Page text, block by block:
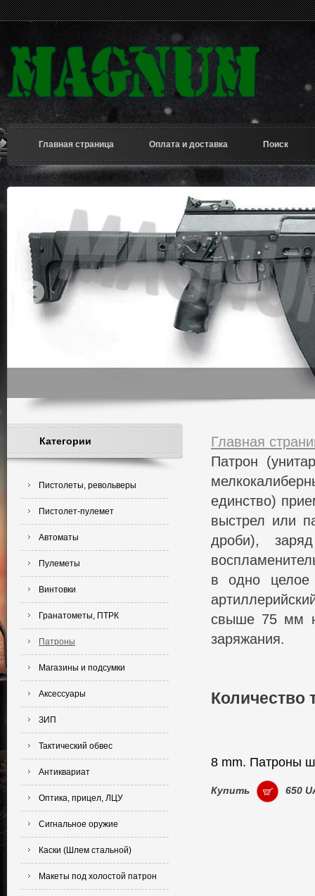
Главная страница Оплата и доставка Поиск
Категории
Пистолеты, револьверы
Пистолет-пулемет
Автоматы
Пулеметы
Винтовки
Гранатометы, ПТРК
Патроны
Магазины и подсумки
Аксессуары
ЗИП
Тактический обвес
Антиквариат
Оптика, прицел, ЛЦУ
Сигнальное оружие
Каски (Шлем стальной)
Макеты под холостой патрон
Главная
Патрон
единство)
выстрел или
дроби),
в одно целое
свыше 75 мм
заряжания.
Количество
8 mm. Патроны
Купить 650